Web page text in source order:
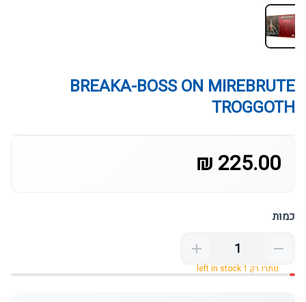
BREAKA-BOSS ON MIREBRUTE
TROGGOTH
225.00 ₪
כמות
נותרו רק 1 left in stock